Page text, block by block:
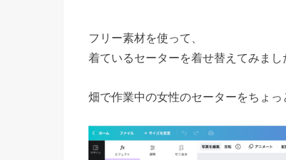
フリー素材を使って、
着ているセーターを着せ替えてみまし
畑で作業中の女性のセーターをちょっ